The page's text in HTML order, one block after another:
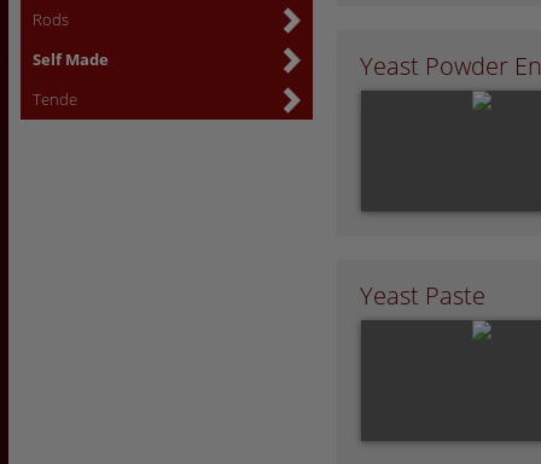
Rods
Self Made
Tende
Yeast Powder
Yeast Paste